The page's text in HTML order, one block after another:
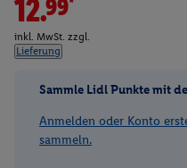
12.99*
inkl. MwSt. zzgl.
Lieferung
Sammle Lidl Punkte mit
Anmelden oder Konto
sammeln.